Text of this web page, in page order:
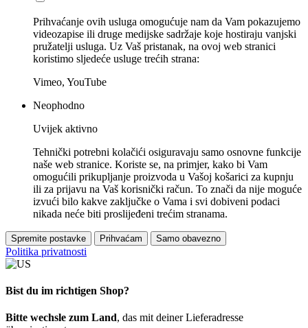
Prihvaćanje ovih usluga omogućuje nam da Vam pokazujemo
videozapise ili druge medijske sadržaje koje hostiraju vanjski
pružatelji usluga. Uz Vaš pristanak, na ovoj web stranici
koristimo sljedeće usluge trećih strana:
Vimeo, YouTube
Neophodno
Uvijek aktivno
Tehnički potrebni kolačići osiguravaju samo osnovne funkcije
naše web stranice. Koriste se, na primjer, kako bi Vam
omogućili prikupljanje proizvoda u Vašoj košarici za kupnju
ili za prijavu na Vaš korisnički račun. To znači da nije moguće
izvući bilo kakve zaključke o Vama i svi dobiveni podaci
nikada neće biti proslijeđeni trećim stranama.
Spremite postavke Prihvaćam Samo obavezno
Politika privatnosti
Bist du im richtigen Shop?
Bitte wechsle zum Land, das mit deiner Lieferadresse